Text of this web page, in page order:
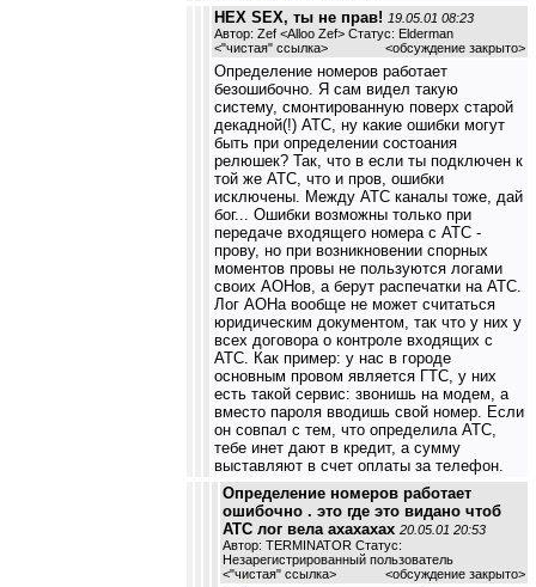
HEX SEX, ты не прав! 19.05.01 08:23
Автор: Zef <Alloo Zef> Статус: Elderman
<"чистая" ссылка> <обсуждение закрыто>
Определение номеров работает
безошибочно. Я сам видел такую
систему, смонтированную поверх старой
декадной(!) АТС, ну какие ошибки могут
быть при определении состоания
релюшек? Так, что в если ты подключен к
той же АТС, что и пров, ошибки
исключены. Между АТС каналы тоже, дай
бог... Ошибки возможны только при
передаче входящего номера с АТС -
прову, но при возникновении спорных
моментов провы не пользуются логами
своих АОНов, а берут распечатки на АТС.
Лог АОНа вообще не может считаться
юридическим документом, так что у них у
всех договора о контроле входящих с
АТС. Как пример: у нас в городе
основным провом является ГТС, у них
есть такой сервис: звонишь на модем, а
вместо пароля вводишь свой номер. Если
он совпал с тем, что определила АТС,
тебе инет дают в кредит, а сумму
выставляют в счет оплаты за телефон.
Определение номеров работает
ошибочно . это где это видано чтоб
АТС лог вела ахахахах 20.05.01 20:53
Автор: TERMINATOR Статус:
Незарегистрированный пользователь
<"чистая" ссылка> <обсуждение закрыто>